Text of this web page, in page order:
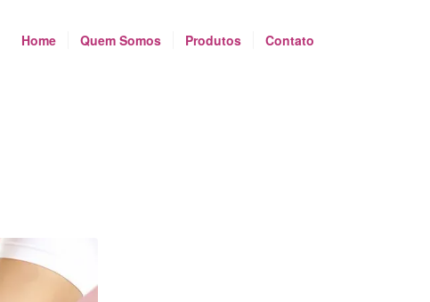
Home Quem Somos Produtos Contato